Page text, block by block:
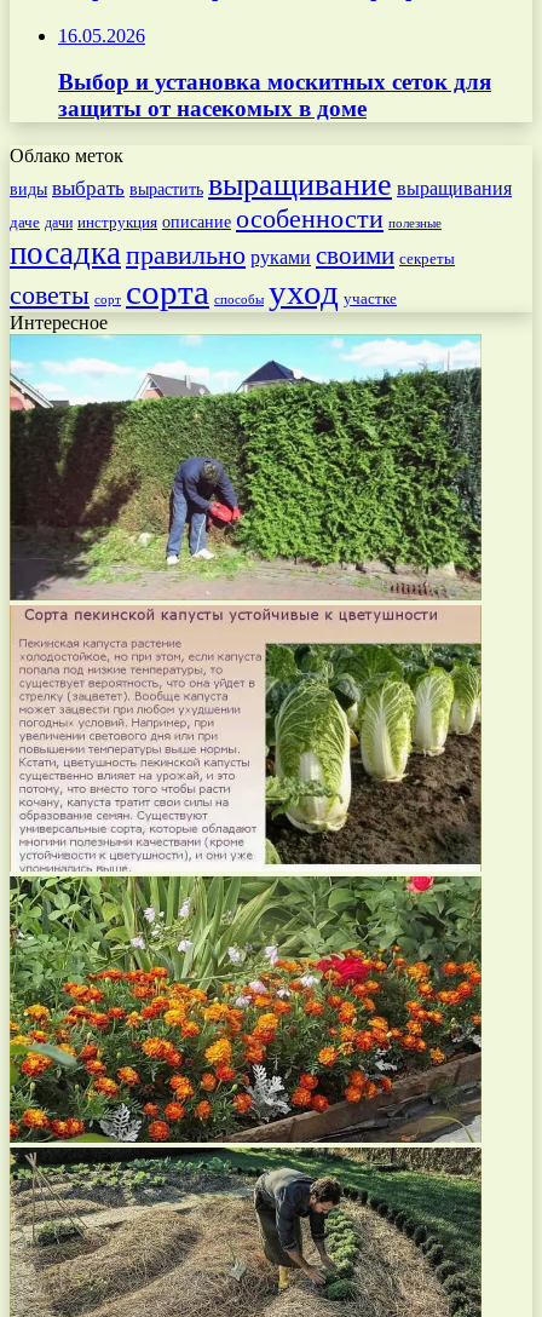
16.05.2026
Выбор и установка москитных сеток для
защиты от насекомых в доме
Облако меток
виды выбрать вырастить выращивание выращивания
даче дачи инструкция описание особенности полезные
посадкаправильно руками своими секреты
советы сорт сорта способы уход участке
Интересное